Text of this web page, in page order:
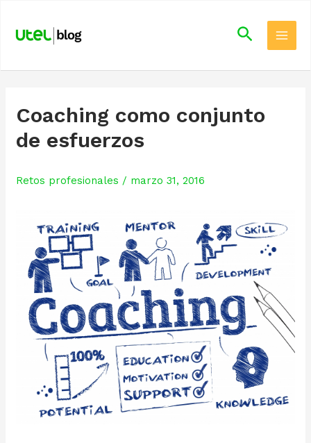
content
Search
Coaching como conjunto
de esfuerzos
Retos profesionales / marzo 31, 2016